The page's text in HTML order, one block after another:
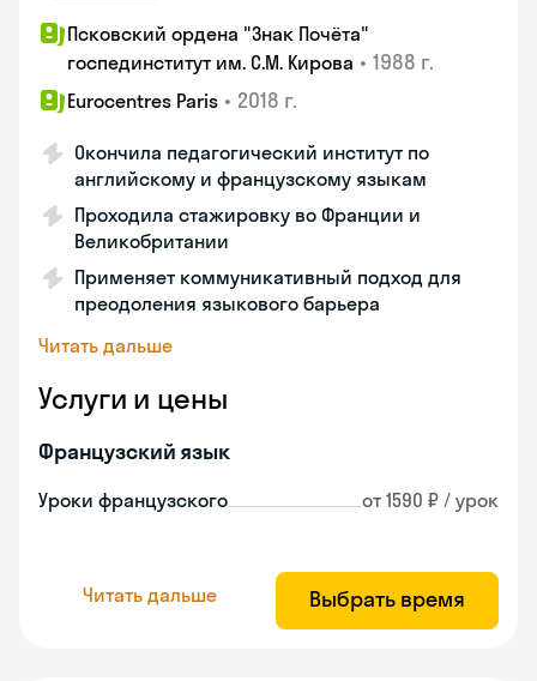
Псковский ордена "Знак Почёта"
госпединститут им. С.М. Кирова • 1988 г.
Eurocentres Paris • 2018 г.
Окончила педагогический институт по
английскому и французскому языкам
Проходила стажировку во Франции и
Великобритании
Применяет коммуникативный подход для
преодоления языкового барьера
Читать дальше
Услуги и цены
Французский язык
Уроки французского от 1590 ₽ / урок
Читать дальше Выбрать время